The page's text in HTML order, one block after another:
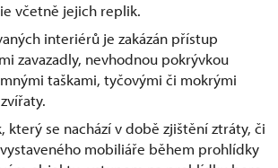
včetně jejich replik.
interiérů je zakázán přístup
zavazadly, nevhodnou pokrývkou
taškami, tyčovými či mokrými
který se nachází v době zjištění ztráty, či
mobiliáře během prohlídky